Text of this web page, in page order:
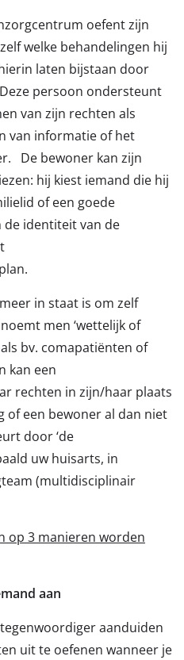
oefent zijn
welke behandelingen hij
laten bijstaan door
persoon ondersteunt
van zijn rechten als
van informatie of het
De bewoner kan zijn
hij kiest iemand die hij
of een goede
identiteit van de
in staat is om zelf
men ‘wettelijk of
bv. comapatiënten of
kan een
rechten in zijn/haar plaats
of een bewoner al dan niet
door ‘de
uw huisarts, in
(multidisciplinair
op 3 manieren worden
aan
aanduiden
uit te oefenen wanneer je